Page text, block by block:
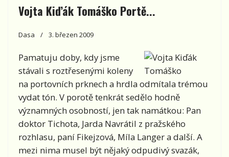
Vojta Kiďák Tomáško Portě...
Dasa 3. březen 2009
Pamatuju doby, kdy jsme
stávali s roztřesenými koleny
na portovních prknech a hrdla odmítala trémou
vydat tón. V porotě tenkrát sedělo hodně
významných osobností, jen tak namátkou: Pan
doktor Tichota, Jarda Navrátil z pražského
rozhlasu, paní Fikejzová, Míla Langer a další. A
mezi nima musel být nějaký odpudivý svazák,